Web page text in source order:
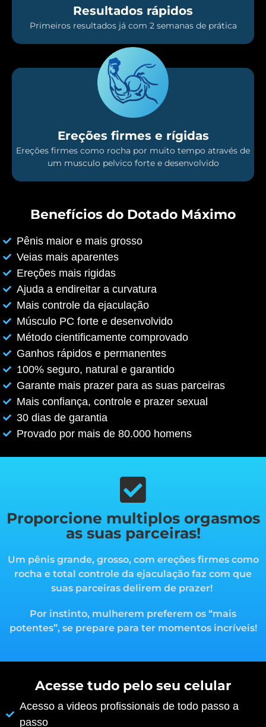
Resultados rápidos
Primeiros resultados já com 2 semanas de prática
Ereções firmes e rígidas
Ereções firmes como rocha por muito tempo através de
um musculo pelvico forte e desenvolvido
Benefícios do Dotado Máximo
Pênis maior e mais grosso
Veias mais aparentes
Ereções mais rigidas
Ajuda a endireitar a curvatura
Mais controle da ejaculação
Músculo PC forte e desenvolvido
Método cientificamente comprovado
Ganhos rápidos e permanentes
100% seguro, natural e garantido
Garante mais prazer para as suas parceiras
Mais confiança, controle e prazer sexual
30 dias de garantia
Provado por mais de 80.000 homens
Proporcione multiplos orgasmos
as suas parceiras!
Um pênis grande, grosso, com ereções firmes como
rocha e total controle da ejaculação faz com que
suas parceiras delirem de prazer!
Por instinto, mulherem preferem os “mais
potentes”, se prepare para ter momentos incríveis!
Acesse tudo pelo seu celular
Acesso a videos profissionais de todo passo a
passo